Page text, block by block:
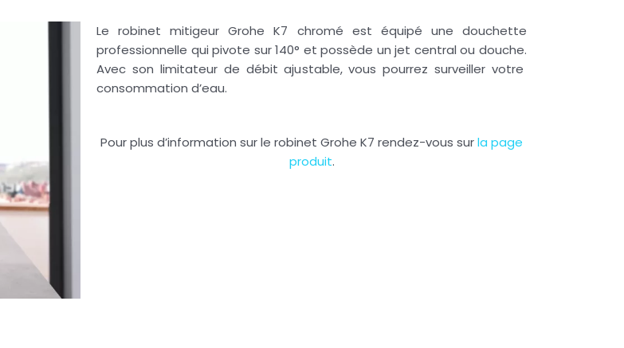
Le robinet mitigeurGrohe K7 chromé est équipé une douchette
professionnelle qui pivote sur 140° et possède un jet central ou douche.
Avec son limitateur de débit ajustable, vous pourrez surveiller votre
consommation d’eau.
Pour plus d’information sur le robinet Grohe K7 rendez-vous surla page
produit.